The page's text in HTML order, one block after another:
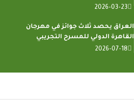
2026-03-23
العراق يحصد ثلاث جوائز في مهرجان
القاهرة الدولي للمسرح التجريبي
2026-07-18